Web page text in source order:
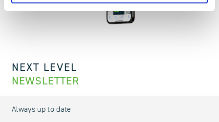
NEXT LEVEL
NEWSLETTER
Always up to date